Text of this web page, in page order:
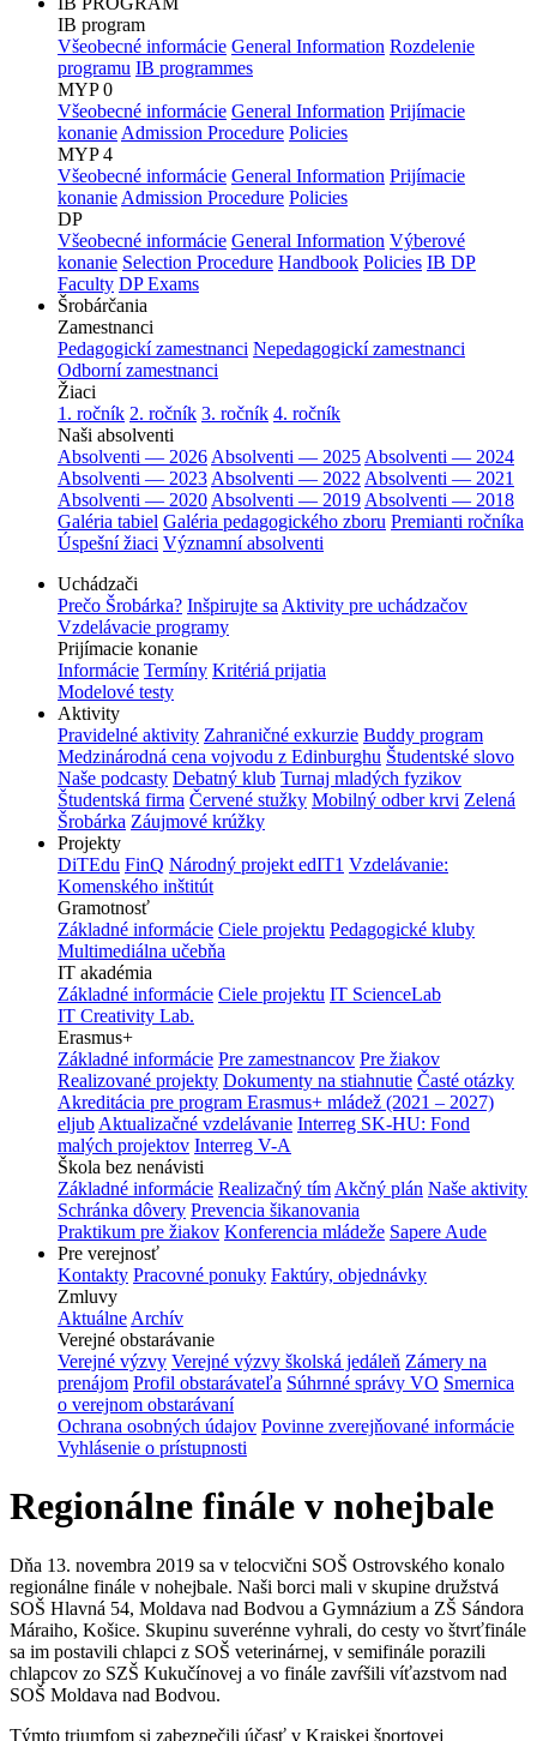
IB program
Všeobecné informácie General Information Rozdelenie
programu IB programmes
MYP 0
Všeobecné informácie General Information Prijímacie
konanie Admission Procedure Policies
MYP 4
Všeobecné informácie General Information Prijímacie
konanie Admission Procedure Policies
DP
Všeobecné informácie General Information Výberové
konanie Selection Procedure Handbook Policies IB DP
Faculty DP Exams
Šrobárčania
Zamestnanci
Pedagogickí zamestnanci Nepedagogickí zamestnanci
Odborní zamestnanci
Žiaci
1. ročník 2. ročník 3. ročník 4. ročník
Naši absolventi
Absolventi — 2026 Absolventi — 2025 Absolventi — 2024
Absolventi — 2023 Absolventi — 2022 Absolventi — 2021
Absolventi — 2020 Absolventi — 2019 Absolventi — 2018
Galéria tabiel Galéria pedagogického zboru Premianti ročníka
Úspešní žiaci Významní absolventi
Uchádzači
Prečo Šrobárka? Inšpirujte sa Aktivity pre uchádzačov
Vzdelávacie programy
Prijímacie konanie
Informácie Termíny Kritériá prijatia
Modelové testy
Aktivity
Pravidelné aktivity Zahraničné exkurzie Buddy program
Medzinárodná cena vojvodu z Edinburghu Študentské slovo
Naše podcasty Debatný klub Turnaj mladých fyzikov
Študentská firma Červené stužky Mobilný odber krvi Zelená
Šrobárka Záujmové krúžky
Projekty
DiTEdu FinQ Národný projekt edIT1 Vzdelávanie:
Komenského inštitút
Gramotnosť
Základné informácie Ciele projektu Pedagogické kluby
Multimediálna učebňa
IT akadémia
Základné informácie Ciele projektu IT ScienceLab
IT Creativity Lab.
Erasmus+
Základné informácie Pre zamestnancov Pre žiakov
Realizované projekty Dokumenty na stiahnutie Časté otázky
Akreditácia pre program Erasmus+ mládež (2021 – 2027)
eljub Aktualizačné vzdelávanie Interreg SK-HU: Fond
malých projektov Interreg V-A
Škola bez nenávisti
Základné informácie Realizačný tím Akčný plán Naše aktivity
Schránka dôvery Prevencia šikanovania
Praktikum pre žiakov Konferencia mládeže Sapere Aude
Pre verejnosť
Kontakty Pracovné ponuky Faktúry, objednávky
Zmluvy
Aktuálne Archív
Verejné obstarávanie
Verejné výzvy Verejné výzvy školská jedáleň Zámery na
prenájom Profil obstarávateľa Súhrnné správy VO Smernica
o verejnom obstarávaní
Ochrana osobných údajov Povinne zverejňované informácie
Vyhlásenie o prístupnosti
Regionálne finále v nohejbale
Dňa 13. novembra 2019 sa v telocvični SOŠ Ostrovského konalo
regionálne finále v nohejbale. Naši borci mali v skupine družstvá
SOŠ Hlavná 54, Moldava nad Bodvou a Gymnázium a ZŠ Sándora
Máraiho, Košice. Skupinu suverénne vyhrali, do cesty vo štvrťfinále
sa im postavili chlapci z SOŠ veterinárnej, v semifinále porazili
chlapcov zo SZŠ Kukučínovej a vo finále zavŕšili víťazstvom nad
SOŠ Moldava nad Bodvou.
Týmto triumfom si zabezpečili účasť v Krajskej športovej